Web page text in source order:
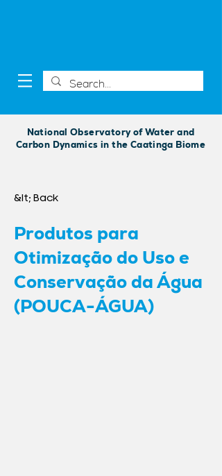
National Observatory of Water and
Carbon Dynamics in the Caatinga Biome
&lt; Back
Produtos para
Otimização do Uso e
Conservação da Água
(POUCA-ÁGUA)